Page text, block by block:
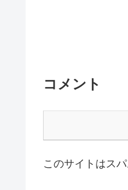
コメント
このサイトはス